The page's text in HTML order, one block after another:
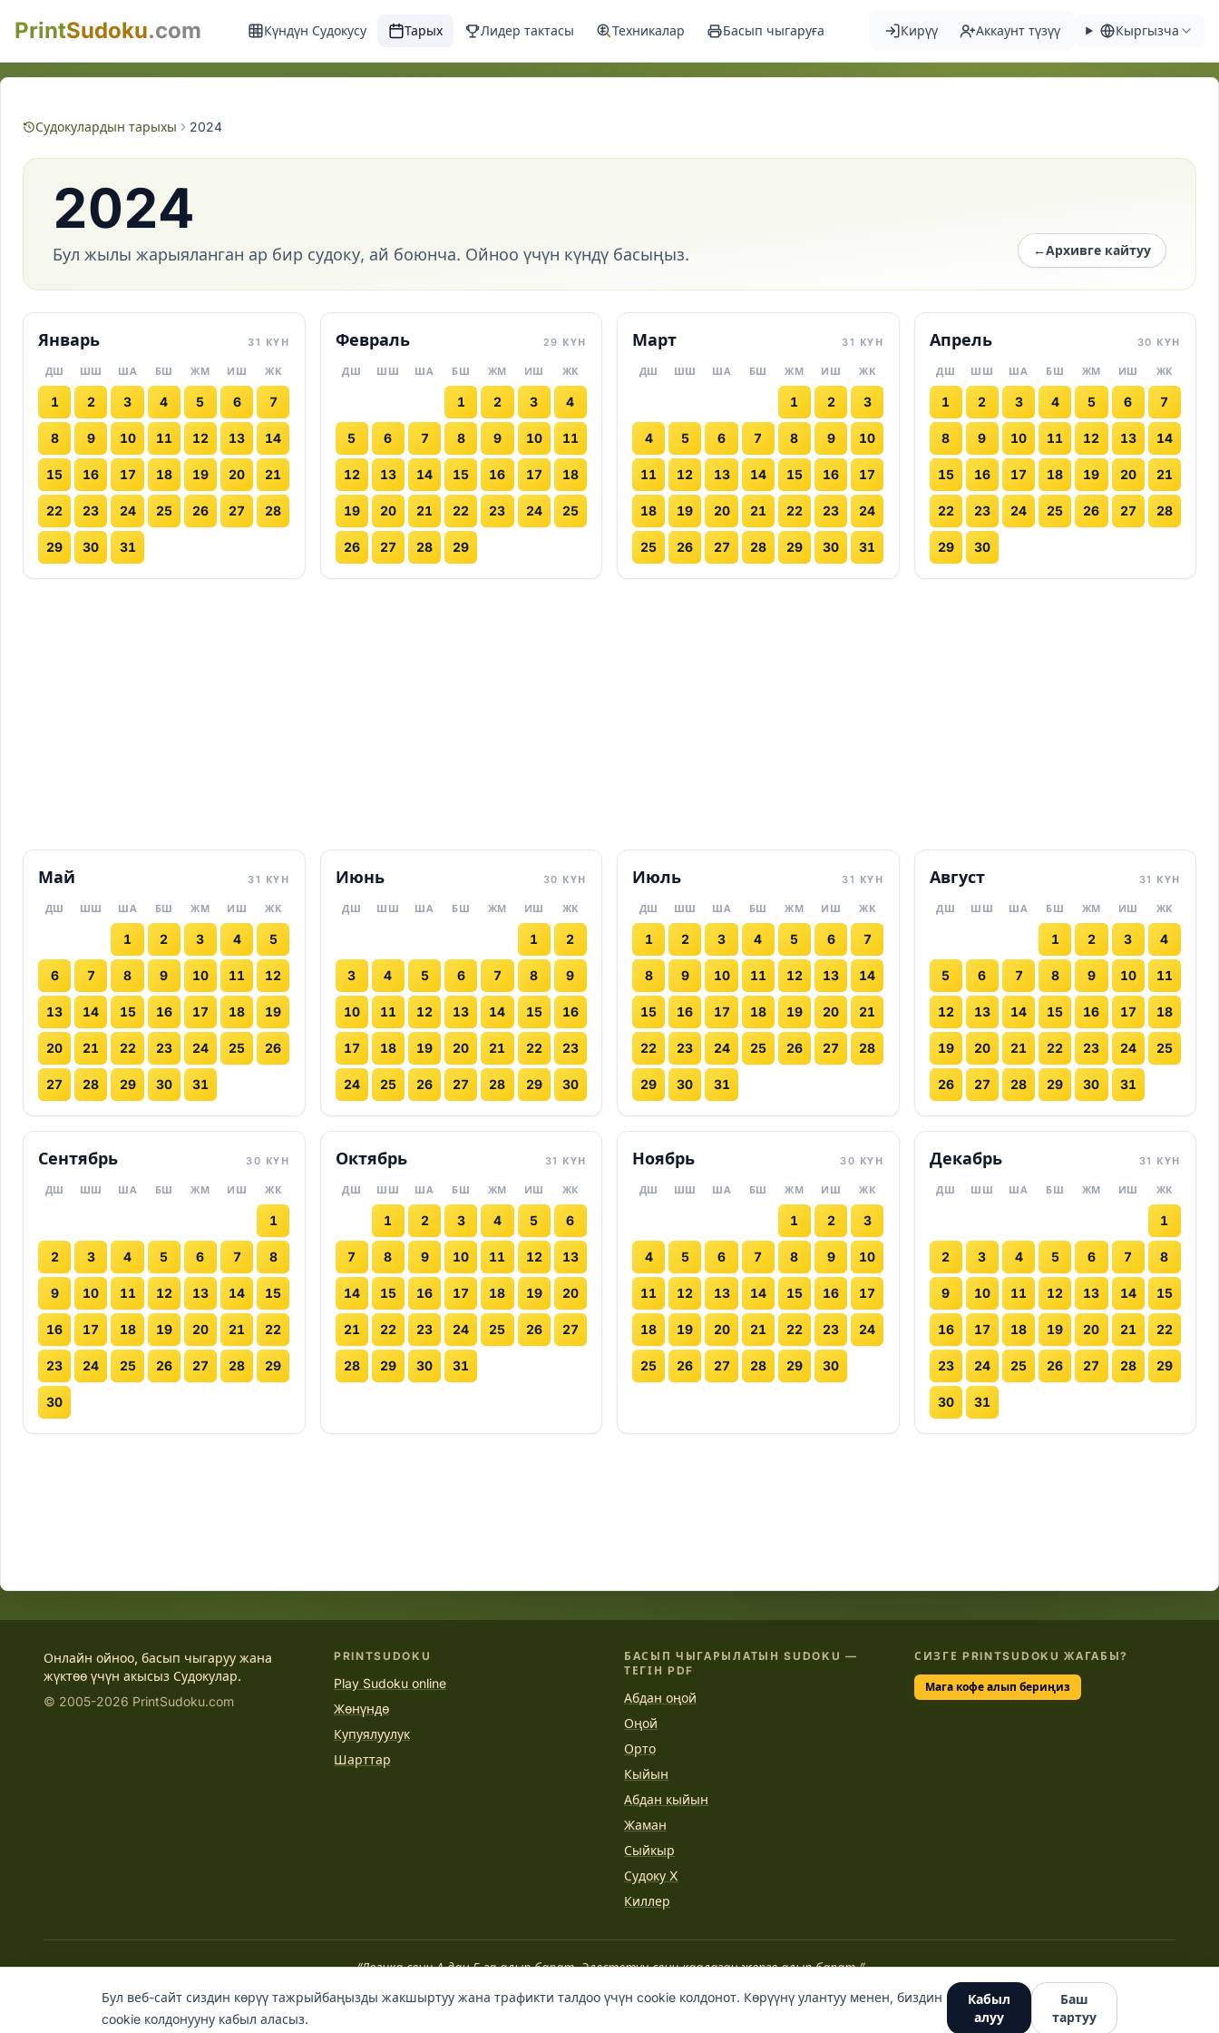
Бул веб-сайт сиздин көрүү тажрыйбаңызды жакшыртуу жана трафикти талдоо үчүн cookie колдонот. Көрүүнү улантуу менен, биздин
cookie колдонууну кабыл аласыз.
Кабыл
алуу
Баш
тартуу
PrintSudoku.com Күндүн Судокусу Тарых Лидер тактасы Техникалар Басып чыгаруға Кирүү Аккаунт түзүү Кыргызча
Судокулардын тарыхы 2024
2024
Бул жылы жарыяланган ар бир судоку, ай боюнча. Ойноо үчүн күндү басыңыз. ←Архивге кайтуу
Январь 31 КҮН
ДШ ШШ ША БШ ЖМ ИШ ЖК
1 2 3 4 5 6 7
8 9 10 11 12 13 14
15 16 17 18 19 20 21
22 23 24 25 26 27 28
29 30 31
Февраль 29 КҮН
ДШ ШШ ША БШ ЖМ ИШ ЖК
1 2 3 4
5 6 7 8 9 10 11
12 13 14 15 16 17 18
19 20 21 22 23 24 25
26 27 28 29
Март 31 КҮН
ДШ ШШ ША БШ ЖМ ИШ ЖК
1 2 3
4 5 6 7 8 9 10
11 12 13 14 15 16 17
18 19 20 21 22 23 24
25 26 27 28 29 30 31
Апрель 30 КҮН
ДШ ШШ ША БШ ЖМ ИШ ЖК
1 2 3 4 5 6 7
8 9 10 11 12 13 14
15 16 17 18 19 20 21
22 23 24 25 26 27 28
29 30
Май 31 КҮН
ДШ ШШ ША БШ ЖМ ИШ ЖК
1 2 3 4 5
6 7 8 9 10 11 12
13 14 15 16 17 18 19
20 21 22 23 24 25 26
27 28 29 30 31
Июнь 30 КҮН
ДШ ШШ ША БШ ЖМ ИШ ЖК
1 2
3 4 5 6 7 8 9
10 11 12 13 14 15 16
17 18 19 20 21 22 23
24 25 26 27 28 29 30
Июль 31 КҮН
ДШ ШШ ША БШ ЖМ ИШ ЖК
1 2 3 4 5 6 7
8 9 10 11 12 13 14
15 16 17 18 19 20 21
22 23 24 25 26 27 28
29 30 31
Август 31 КҮН
ДШ ШШ ША БШ ЖМ ИШ ЖК
1 2 3 4
5 6 7 8 9 10 11
12 13 14 15 16 17 18
19 20 21 22 23 24 25
26 27 28 29 30 31
Сентябрь 30 КҮН
ДШ ШШ ША БШ ЖМ ИШ ЖК
1
2 3 4 5 6 7 8
9 10 11 12 13 14 15
16 17 18 19 20 21 22
23 24 25 26 27 28 29
30
Октябрь 31 КҮН
ДШ ШШ ША БШ ЖМ ИШ ЖК
1 2 3 4 5 6
7 8 9 10 11 12 13
14 15 16 17 18 19 20
21 22 23 24 25 26 27
28 29 30 31
Ноябрь 30 КҮН
ДШ ШШ ША БШ ЖМ ИШ ЖК
1 2 3
4 5 6 7 8 9 10
11 12 13 14 15 16 17
18 19 20 21 22 23 24
25 26 27 28 29 30
Декабрь 31 КҮН
ДШ ШШ ША БШ ЖМ ИШ ЖК
1
2 3 4 5 6 7 8
9 10 11 12 13 14 15
16 17 18 19 20 21 22
23 24 25 26 27 28 29
30 31
Онлайн ойноо, басып чыгаруу жана
жүктөө үчүн акысыз Судокулар.
© 2005-2026 PrintSudoku.com
PRINTSUDOKU
Play Sudoku online
Жөнүндө
Купуялуулук
Шарттар
БАСЫП ЧЫГАРЫЛАТЫН SUDOKU —
ТЕГІН PDF
Абдан оңой
Оңой
Орто
Кыйын
Абдан кыйын
Жаман
Сыйкыр
Судоку X
Киллер
СИЗГЕ PRINTSUDOKU ЖАГАБЫ?
Мага кофе алып бериңиз
“Логика сени А дан Б га алып барат. Элестетүү сени каалаган жерге алып барат.”
АЛЬБЕРТ ЭЙНШТЕЙН